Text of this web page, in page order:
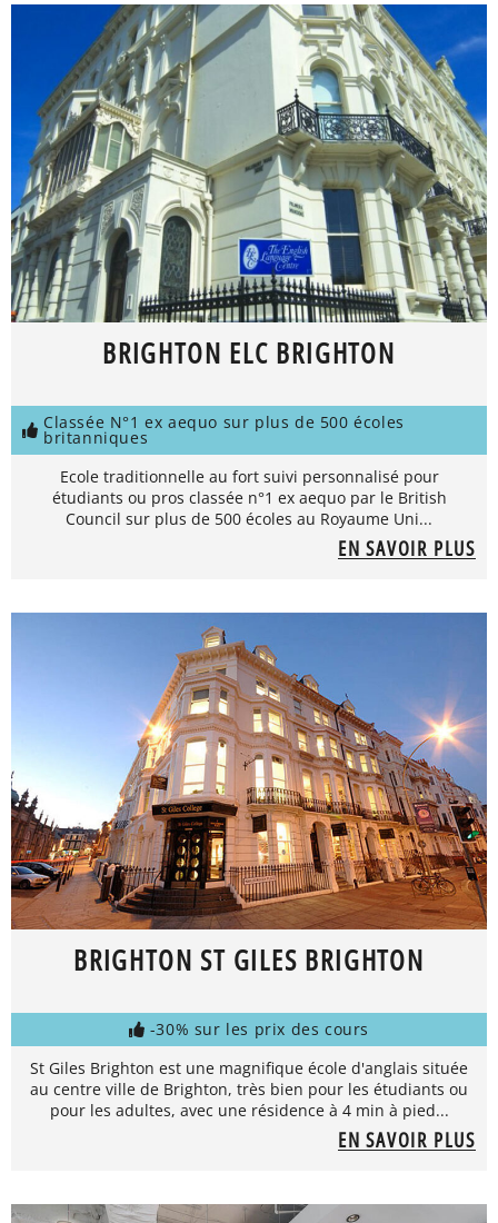
BRIGHTON ELC BRIGHTON
Classée N°1 ex aequo sur plus de 500 écoles
britanniques
Ecole traditionnelle au fort suivi personnalisé pour
étudiants ou pros classée n°1 ex aequo par le British
Council sur plus de 500 écoles au Royaume Uni...
EN SAVOIR PLUS
BRIGHTON ST GILES BRIGHTON
-30% sur les prix des cours
St Giles Brighton est une magnifique école d'anglais située
au centre ville de Brighton, très bien pour les étudiants ou
pour les adultes, avec une résidence à 4 min à pied...
EN SAVOIR PLUS